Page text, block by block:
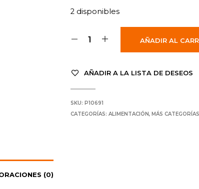
2 disponibles
AÑADIR AL
AÑADIR A LA LISTA DE DESEOS
SKU: P10691
CATEGORÍAS:ALIMENTACIÓN, MÁS
(0)